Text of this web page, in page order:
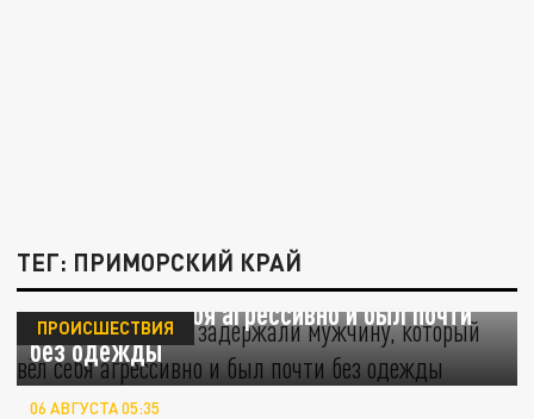
ТЕГ: ПРИМОРСКИЙ КРАЙ
Во Владивостоке задержали мужчину,
который вёл себя агрессивно и был почти
без одежды
ПРОИСШЕСТВИЯ
06 АВГУСТА 05:35